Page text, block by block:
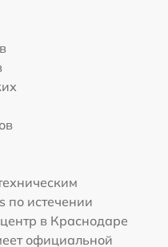
по истечении
в Краснодаре
официальной